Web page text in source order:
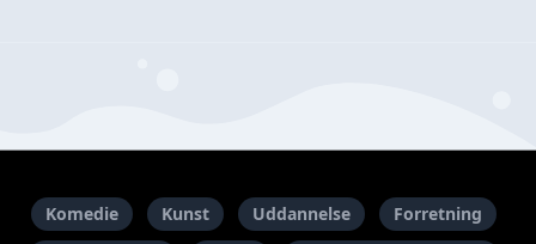
Komedie Kunst Uddannelse
Forretning